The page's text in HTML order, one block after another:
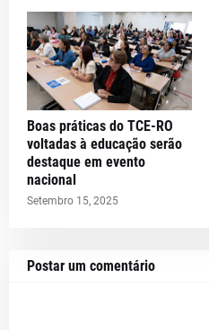
Boas práticas do TCE-RO
voltadas à educação serão
destaque em evento
nacional
Setembro 15, 2025
Postar um comentário